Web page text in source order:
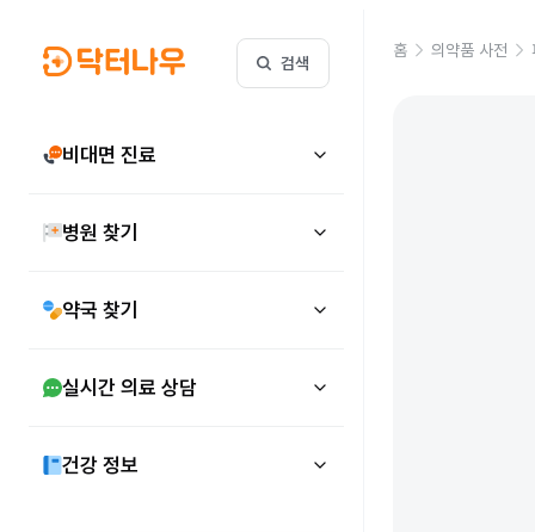
검색
비대면 진료
병원 찾기
약국 찾기
실시간 의료 상담
건강 정보
홈 의약품 사전